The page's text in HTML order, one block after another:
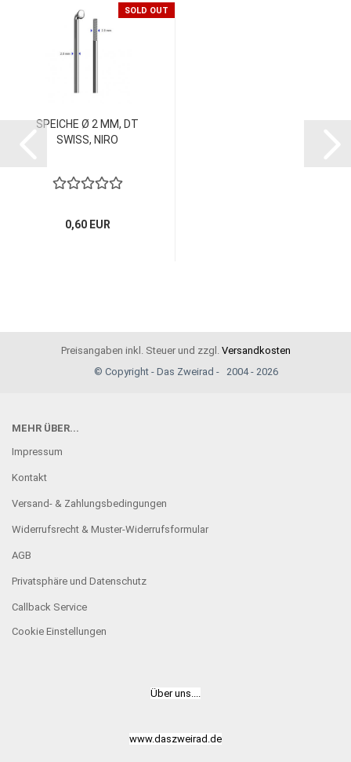
SOLD OUT
SPEICHE Ø 2 MM, DT
SWISS, NIRO
0,60 EUR
Preisangaben inkl. Steuer und zzgl. Versandkosten
© Copyright - Das Zweirad - 2004 - 2026
MEHR ÜBER...
Impressum
Kontakt
Versand- & Zahlungsbedingungen
Widerrufsrecht & Muster-Widerrufsformular
AGB
Privatsphäre und Datenschutz
Callback Service
Cookie Einstellungen
Über uns....
www.daszweirad.de